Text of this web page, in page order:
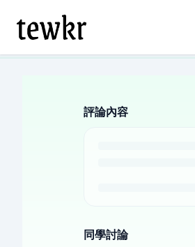
評論內容
同學討論